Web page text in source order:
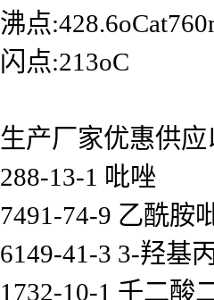
沸点
闪点:213oC
生产厂家优惠供
288-13-1 吡唑
7491-74-9 乙酰胺
6149-41-3 3-羟基
1732-10-1 壬二酸